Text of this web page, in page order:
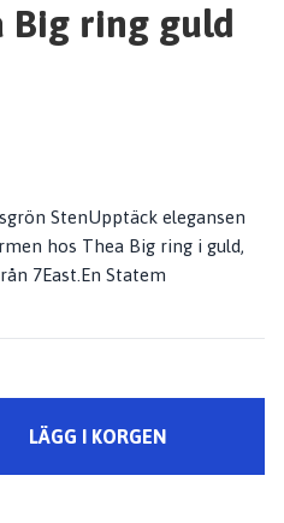
Big ring guld
StenUpptäck elegansen
hos Thea Big ring i guld,
7East.En Statem
LÄGG I KORGEN